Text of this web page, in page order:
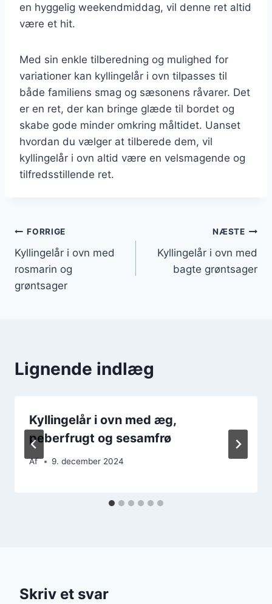
en hyggelig weekendmiddag, vil denne ret altid
være et hit.
Med sin enkle tilberedning og mulighed for
variationer kan kyllingelår i ovn tilpasses til
både familiens smag og sæsonens råvarer. Det
er en ret, der kan bringe glæde til bordet og
skabe gode minder omkring måltidet. Uanset
hvordan du vælger at tilberede dem, vil
kyllingelår i ovn altid være en velsmagende og
tilfredsstillende ret.
Indlægsnavigation
FORRIGE
Kyllingelår i ovn med
rosmarin og
grøntsager
NÆSTE
Kyllingelår i ovn med
bagte grøntsager
Lignende indlæg
Kyllingelår i ovn med æg,
peberfrugt og sesamfrø
Af 9. december 2024
Skriv et svar